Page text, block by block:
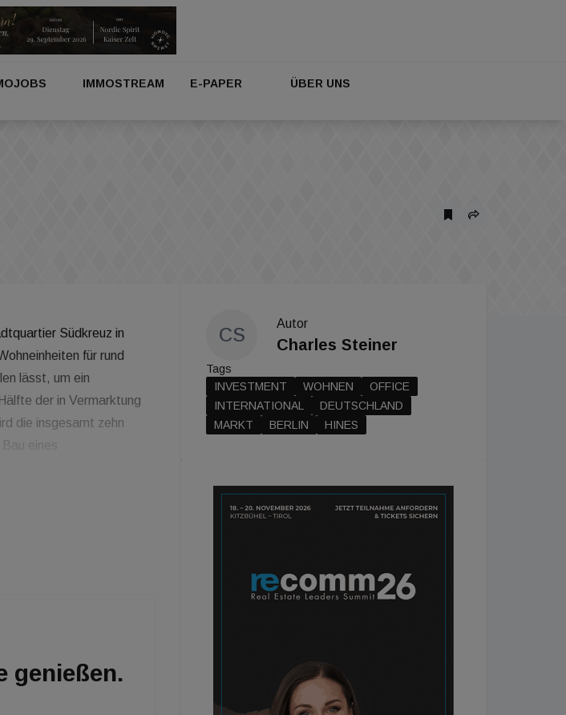
IMMOSTREAM E-PAPER ÜBER UNS
Südkreuz in
für rund
lässt, um ein
der in Vermarktung
die insgesamt zehn
eines
genießen.
CS
Autor
Charles Steiner
Tags
INVESTMENT
WOHNEN
OFFICE
INTERNATIONAL
DEUTSCHLAND
MARKT
BERLIN HINES